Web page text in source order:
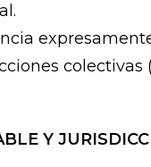
colectivas
Y